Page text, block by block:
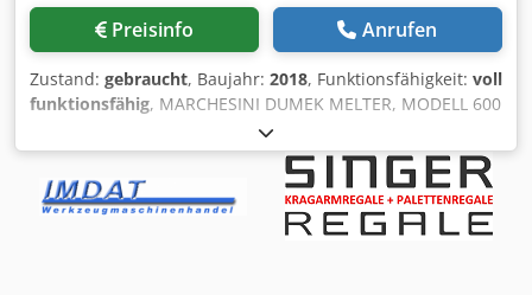
Preisinfo Anrufen
Zustand: gebraucht, Baujahr: 2018, Funktionsfähigkeit: voll
funktionsfähig, MARCHESINI DUMEK MELTER, MODELL 600
L Melter zur Herstellung verschiedener Produkte.
Besonders genutzt in der Pharma- und Kosmetikindustrie.
Hilfseinheit für Turboemulgatoren zur Erwärmung der
wässrigen oder öligen Phase oder als Vorbereitungsanlage
für bestimmte Cremeprodukte, die keine